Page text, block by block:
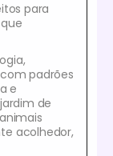
para
padrões
e
de
acolhedor,